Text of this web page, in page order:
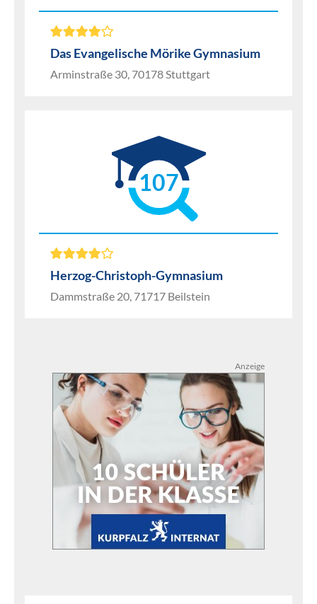
Das Evangelische Mörike Gymnasium
Arminstraße 30, 70178 Stuttgart
107
Herzog-Christoph-Gymnasium
Dammstraße 20, 71717 Beilstein
Anzeige